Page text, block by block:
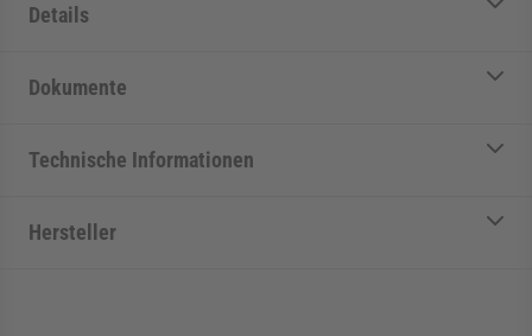
Details
Dokumente
Technische Informationen
Hersteller